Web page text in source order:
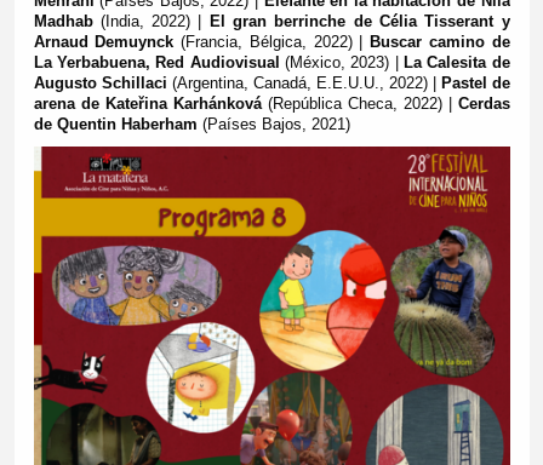
Madhab (India, 2022)
El gran berrinche de Célia Tisserant y
Arnaud Demuynck (Francia, Bélgica, 2022)
Buscar camino de
La Yerbabuena, Red Audiovisual (México, 2023)
La Calesita de
Augusto Schillaci (Argentina, Canadá, E.E.U.U., 2022)
Pastel de
arena de Kateřina Karhánková (República Checa, 2022)
Cerdas
de Quentin Haberham (Países Bajos, 2021)